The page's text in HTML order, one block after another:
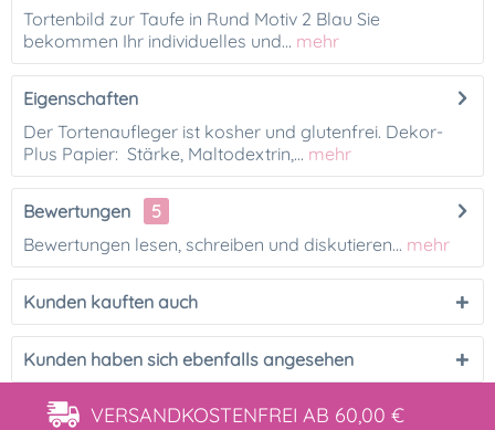
Tortenbild zur Taufe in Rund Motiv 2 Blau Sie
bekommen Ihr individuelles und... mehr
Eigenschaften
Der Tortenaufleger ist kosher und glutenfrei. Dekor-
Plus Papier: Stärke, Maltodextrin,... mehr
Bewertungen
5
Bewertungen lesen, schreiben und diskutieren... mehr
Kunden kauften auch
Kunden haben sich ebenfalls angesehen
VERSANDKOSTENFREI AB 60,00 €